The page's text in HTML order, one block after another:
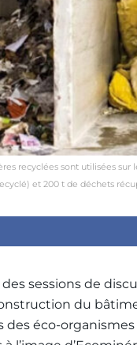
recyclées sont utilisées
et 200 t de déchets
sessions de
du
des éco-